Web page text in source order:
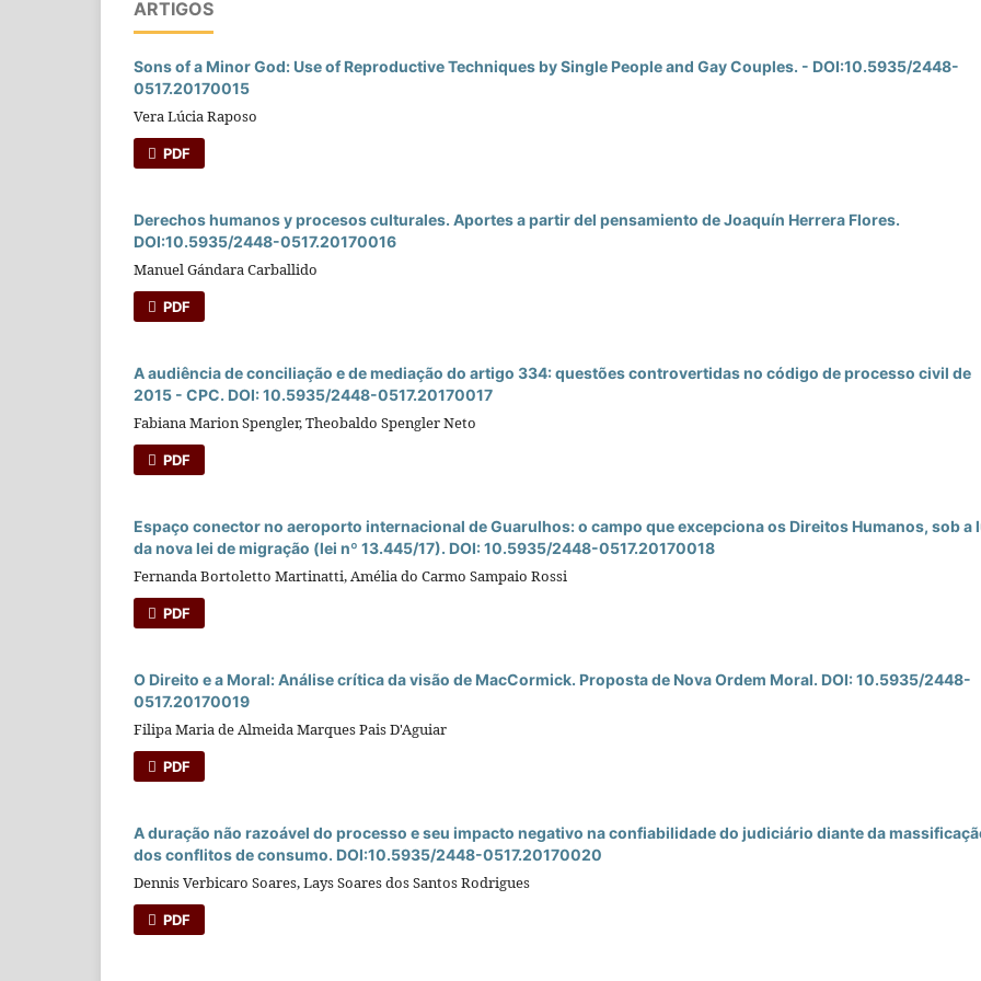
ARTIGOS
Sons of a Minor God: Use of Reproductive Techniques by Single People and Gay Couples. - DOI:10.5935/2448-
0517.20170015
Vera Lúcia Raposo
PDF
Derechos humanos y procesos culturales. Aportes a partir del pensamiento de Joaquí­n Herrera Flores.
DOI:10.5935/2448-0517.20170016
Manuel Gándara Carballido
PDF
A audiência de conciliação e de mediação do artigo 334: questões controvertidas no código de processo civil de
2015 - CPC. DOI: 10.5935/2448-0517.20170017
Fabiana Marion Spengler, Theobaldo Spengler Neto
PDF
Espaço conector no aeroporto internacional de Guarulhos: o campo que excepciona os Direitos Humanos, sob a
da nova lei de migração (lei nº 13.445/17). DOI: 10.5935/2448-0517.20170018
Fernanda Bortoletto Martinatti, Amélia do Carmo Sampaio Rossi
PDF
O Direito e a Moral: Análise crí­tica da visão de MacCormick. Proposta de Nova Ordem Moral. DOI: 10.5935/2448-
0517.20170019
Filipa Maria de Almeida Marques Pais D'Aguiar
PDF
A duração não razoável do processo e seu impacto negativo na confiabilidade do judiciário diante da
dos conflitos de consumo. DOI:10.5935/2448-0517.20170020
Dennis Verbicaro Soares, Lays Soares dos Santos Rodrigues
PDF